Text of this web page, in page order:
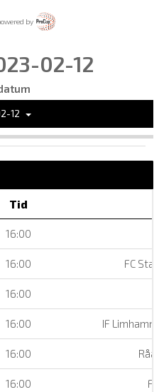
by
02-12
12
Tid
16:00
16:00 FC
16:00
16:00 IF
16:00
16:00